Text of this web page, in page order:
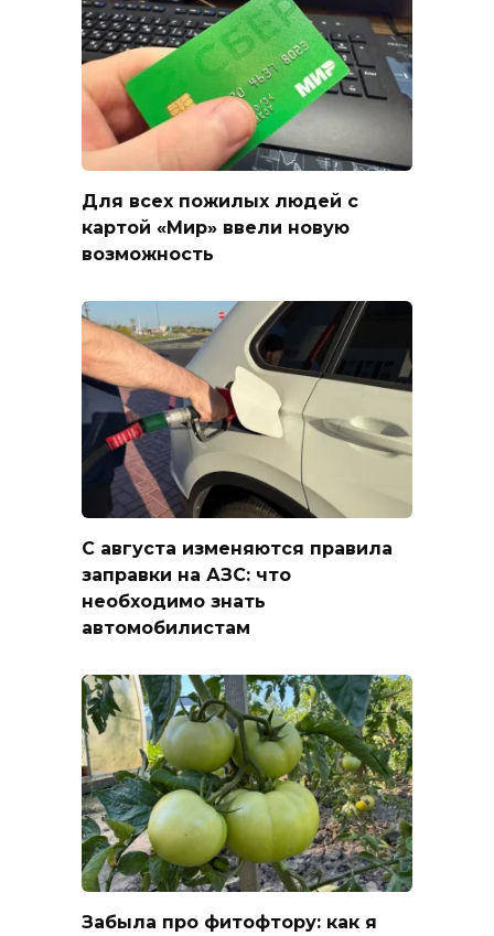
Для всех пожилых людей с
картой «Мир» ввели новую
возможность
С августа изменяются правила
заправки на АЗС: что
необходимо знать
автомобилистам
Забыла про фитофтору: как я